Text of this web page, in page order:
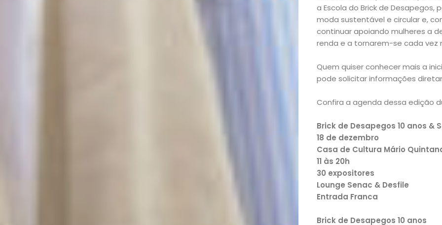
Bora
lá!
Casa
e
Decoração
Exclusiva
Homem
Mães
a Escola do Brick de
moda sustentável e circular e,
continuar apoiando mulheres a
renda e a tornarem-se cada vez
Quem quiser conhecer mais a
pode solicitar informações
Confira a agenda dessa edição
Brick de Desapegos 10 anos &
18 de dezembro
Casa de Cultura Mário
11 às 20h
30 expositores
Lounge Senac & Desfile
Entrada Franca
Brick de Desapegos 10 anos